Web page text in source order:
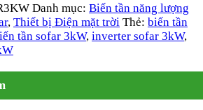
Danh mục: Biến tần năng lượng
, Thiết bị Điện mặt trời Thẻ: biến tần
tần sofar 3kW, inverter sofar 3kW,